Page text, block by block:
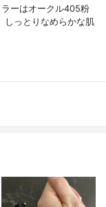
ーはオークル405粉
しっとりなめらかな肌